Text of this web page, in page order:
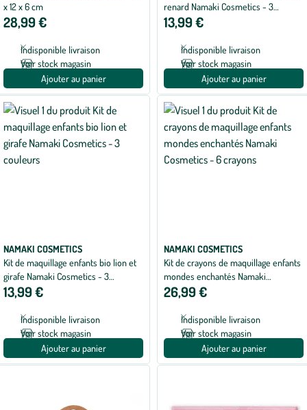
x 12 x 6 cm
28,99 €
Indisponible livraison
Voir stock magasin
Ajouter au panier
renard Namaki Cosmetics - 3
couleurs
13,99 €
Indisponible livraison
Voir stock magasin
Ajouter au panier
NAMAKI COSMETICS
Kit de maquillage enfants bio lion et
girafe Namaki Cosmetics - 3
couleurs
13,99 €
Indisponible livraison
Voir stock magasin
Ajouter au panier
NAMAKI COSMETICS
Kit de crayons de maquillage enfants
mondes enchantés Namaki
Cosmetics - 6 crayons
26,99 €
Indisponible livraison
Voir stock magasin
Ajouter au panier